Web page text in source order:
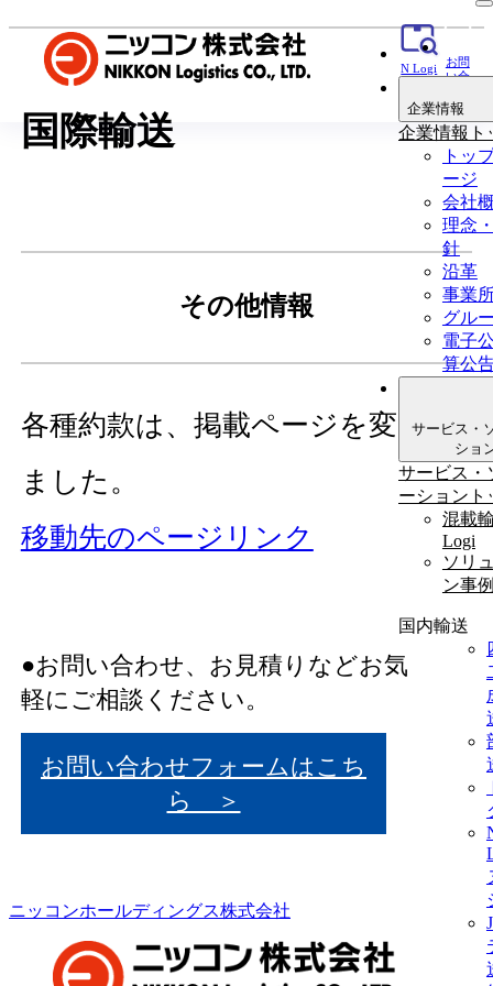
企業情報
企業情報ト
トッ
ージ
会社
理念
針
沿革
事業
グル
電子
算公
サービス・
ショ
サービス・
ーショント
混載
Logi
ソリ
ン事
国内輸送
N Logi
お問
い合
国際輸送
その他情報
各種約款は、掲載ページを変更し
ました。
移動先のページリンク
●お問い合わせ、お見積りなどお気
軽にご相談ください。
お問い合わせフォームはこち
ら ＞
ニッコンホールディングス株式会社